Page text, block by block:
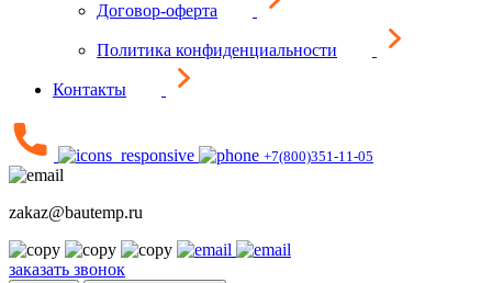
Договор-оферта
Политика конфиденциальности
Контакты
+7(800)351-11-05
zakaz@bautemp.ru
заказать звонок